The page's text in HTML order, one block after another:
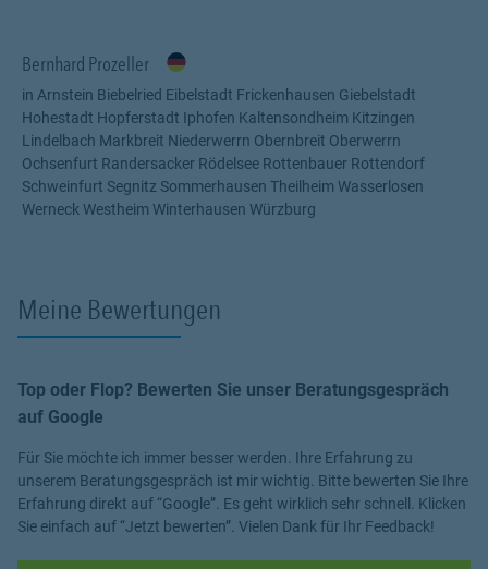
bin für Sie da.
Bernhard Prozeller
in Arnstein Biebelried Eibelstadt Frickenhausen Giebelstadt
Hohestadt Hopferstadt Iphofen Kaltensondheim Kitzingen
Lindelbach Markbreit Niederwerrn Obernbreit Oberwerrn
Ochsenfurt Randersacker Rödelsee Rottenbauer Rottendorf
Schweinfurt Segnitz Sommerhausen Theilheim Wasserlosen
Werneck Westheim Winterhausen Würzburg
Meine Bewertungen
Top oder Flop? Bewerten Sie unser Beratungsgespräch
auf Google
Für Sie möchte ich immer besser werden. Ihre Erfahrung zu
unserem Beratungsgespräch ist mir wichtig. Bitte bewerten Sie Ihre
Erfahrung direkt auf “Google”. Es geht wirklich sehr schnell. Klicken
Sie einfach auf “Jetzt bewerten”. Vielen Dank für Ihr Feedback!